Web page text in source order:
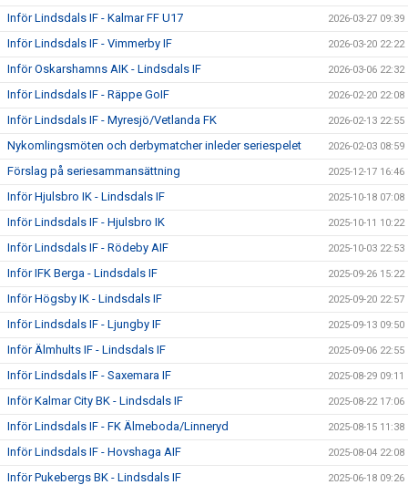
Inför Lindsdals IF - Kalmar FF U17 2026-03-27 09:39
Inför Lindsdals IF - Vimmerby IF 2026-03-20 22:22
Inför Oskarshamns AIK - Lindsdals IF 2026-03-06 22:32
Inför Lindsdals IF - Räppe GoIF 2026-02-20 22:08
Inför Lindsdals IF - Myresjö/Vetlanda FK 2026-02-13 22:55
Nykomlingsmöten och derbymatcher inleder seriespelet 2026-02-03 08:59
Förslag på seriesammansättning 2025-12-17 16:46
Inför Hjulsbro IK - Lindsdals IF 2025-10-18 07:08
Inför Lindsdals IF - Hjulsbro IK 2025-10-11 10:22
Inför Lindsdals IF - Rödeby AIF 2025-10-03 22:53
Inför IFK Berga - Lindsdals IF 2025-09-26 15:22
Inför Högsby IK - Lindsdals IF 2025-09-20 22:57
Inför Lindsdals IF - Ljungby IF 2025-09-13 09:50
Inför Älmhults IF - Lindsdals IF 2025-09-06 22:55
Inför Lindsdals IF - Saxemara IF 2025-08-29 09:11
Inför Kalmar City BK - Lindsdals IF 2025-08-22 17:06
Inför Lindsdals IF - FK Älmeboda/Linneryd 2025-08-15 11:38
Inför Lindsdals IF - Hovshaga AIF 2025-08-04 22:08
Inför Pukebergs BK - Lindsdals IF 2025-06-18 09:26